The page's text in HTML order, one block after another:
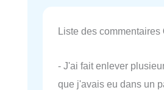
Liste des commentaires
- J'ai fait enlever
que j'avais eu dans un